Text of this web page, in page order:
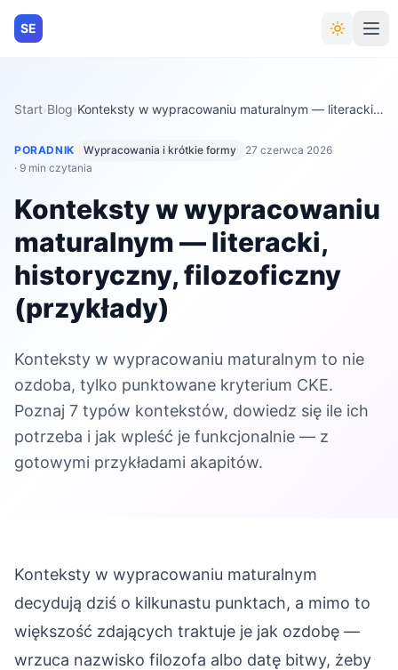
SE
Start›Blog› Konteksty w wypracowaniu maturalnym — literacki, historyczny, filozoficzny (przykłady)
PORADNIK Wypracowania i krótkie formy
27 czerwca 2026
· 9 min czytania
Konteksty w wypracowaniu
maturalnym — literacki,
historyczny, filozoficzny
(przykłady)
Konteksty w wypracowaniu maturalnym to nie
ozdoba, tylko punktowane kryterium CKE.
Poznaj 7 typów kontekstów, dowiedz się ile ich
potrzeba i jak wpleść je funkcjonalnie — z
gotowymi przykładami akapitów.
Konteksty w wypracowaniu maturalnym
decydują dziś o kilkunastu punktach, a mimo to
większość zdających traktuje je jak ozdobę —
wrzuca nazwisko filozofa albo datę bitwy, żeby